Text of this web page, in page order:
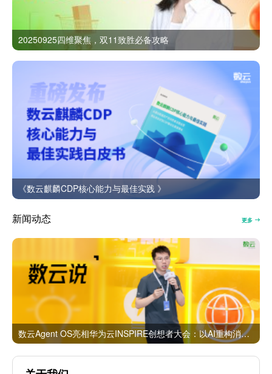
20250925四维聚焦，双11致胜必备攻略
《数云麒麟CDP核心能力与最佳实践 》
新闻动态 更多
数云Agent OS亮相华为云INSPIRE创想者大会：以AI重构消费者运营与零售营销新范式